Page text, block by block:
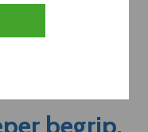
begrip.